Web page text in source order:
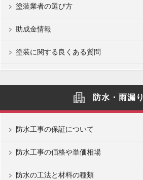
塗装業者の選び方
助成金情報
塗装に関する良くある質問
防水・雨漏り
防水工事の保証について
防水工事の価格や単価相場
防水の工法と材料の種類